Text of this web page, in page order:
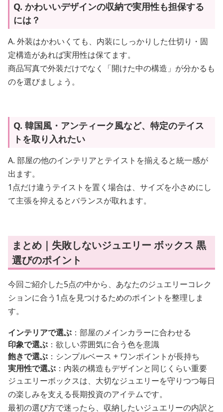
Q. かわいいデザインの収納で実用性も担保する
には？
A. 外装はかわいくても、内装にしっかりした仕切り・固
定構造があれば実用性は保てます。
商品写真で外装だけでなく「開けた中の構造」が分かるも
のを選びましょう。
Q. 韓国風・アンティーク風など、特定のテイス
トを取り入れたい
A. 部屋の他のインテリアとテイストを揃えると統一感が
出ます。
1点だけ違うテイストを置く場合は、サイズを小さめにし
て主張を抑えるとバランスが取れます。
まとめ｜失敗しないジュエリー ボックス 黒
選びのポイント
今回ご紹介した5点の中から、あなたのジュエリーコレク
ションに合う1点を見つけるためのポイントを整理しま
す。
インテリアで選ぶ ：部屋のメインカラーに合わせる
印象で選ぶ ：欲しい雰囲気に合う色を意識
飽きで選ぶ ：シンプルベース + ワンポイントが長持ち
実用性で選ぶ ：内装の構造もデザインと同じくらい重要
ジュエリーボックスは、大切なジュエリーを守りつつ毎日
の楽しみを支える長期投資のアイテムです。
最初の選び方で迷ったら、収納したいジュエリーの内訳と